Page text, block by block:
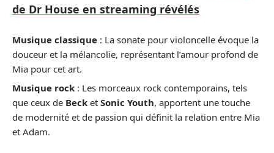
de Dr House en streaming révélés
Musique classique : La sonate pour violoncelle évoque la
douceur et la mélancolie, représentant l’amour profond de
Mia pour cet art.
Musique rock : Les morceaux rock contemporains, tels
que ceux de Beck et Sonic Youth, apportent une touche
de modernité et de passion qui définit la relation entre Mia
et Adam.